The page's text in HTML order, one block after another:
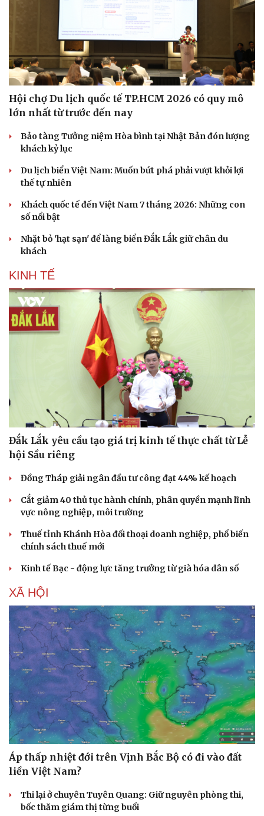
Văn hóa
Sân khấu - Điện ảnh
Giải trí
Nghệ sĩ
Thời trang
Sao Việt
Hội chợ Du lịch quốc tế TP.HCM 2026 có quy mô
lớn nhất từ trước đến nay
Bảo tàng Tưởng niệm Hòa bình tại Nhật Bản đón lượng
khách kỷ lục
Du lịch biển Việt Nam: Muốn bứt phá phải vượt khỏi lợi
thế tự nhiên
Khách quốc tế đến Việt Nam 7 tháng 2026: Những con
số nổi bật
Nhặt bỏ 'hạt sạn' để làng biển Đắk Lắk giữ chân du
khách
KINH TẾ
Đắk Lắk yêu cầu tạo giá trị kinh tế thực chất từ Lễ
hội Sầu riêng
Đồng Tháp giải ngân đầu tư công đạt 44% kế hoạch
Cắt giảm 40 thủ tục hành chính, phân quyền mạnh lĩnh
vực nông nghiệp, môi trường
Thuế tỉnh Khánh Hòa đối thoại doanh nghiệp, phổ biến
chính sách thuế mới
Kinh tế Bạc - động lực tăng trưởng từ già hóa dân số
XÃ HỘI
Áp thấp nhiệt đới trên Vịnh Bắc Bộ có đi vào đất
liền Việt Nam?
Thi lại ở chuyên Tuyên Quang: Giữ nguyên phòng thi,
bốc thăm giám thị từng buổi